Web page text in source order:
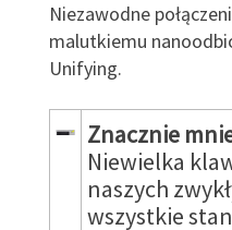
Niezawodne
malutkiemu
Unifying.
Znacznie
Niewielka
naszych
wszystkie